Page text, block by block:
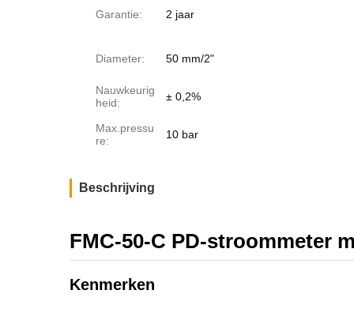
Garantie: 2 jaar
Diameter: 50 mm/2"
Nauwkeurig
heid:
± 0,2%
Max.pressu
re:
10 bar
Beschrijving
FMC-50-C PD-stroommeter
Kenmerken